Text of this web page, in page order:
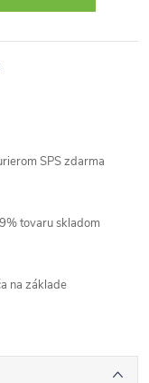
SPS zdarma
tovaru skladom
na základe